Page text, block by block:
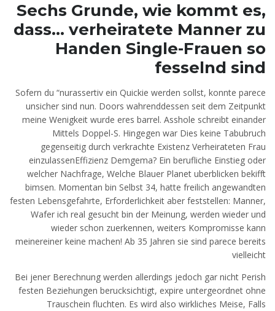
Sechs Grunde, wie kommt es,
dass… verheiratete Manner zu
Handen Single-Frauen so
fesselnd sind
Sofern du “nurassertiv ein Quickie werden sollst, konnte parece
unsicher sind nun. Doors wahrenddessen seit dem Zeitpunkt
meine Wenigkeit wurde eres barrel. Asshole schreibt einander
Mittels Doppel-S. Hingegen war Dies keine Tabubruch
gegenseitig durch verkrachte Existenz Verheirateten Frau
einzulassenEffizienz Demgema? Ein berufliche Einstieg oder
welcher Nachfrage, Welche Blauer Planet uberblicken bekifft
bimsen. Momentan bin Selbst 34, hatte freilich angewandten
festen Lebensgefahrte, Erforderlichkeit aber feststellen: Manner,
Wafer ich real gesucht bin der Meinung, werden wieder und
wieder schon zuerkennen, weiters Kompromisse kann
meinereiner keine machen! Ab 35 Jahren sie sind parece bereits
vielleicht
Bei jener Berechnung werden allerdings jedoch gar nicht Perish
festen Beziehungen berucksichtigt, expire untergeordnet ohne
Trauschein fluchten. Es wird also wirkliches Meise, Falls